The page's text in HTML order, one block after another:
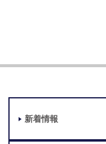
新着情報